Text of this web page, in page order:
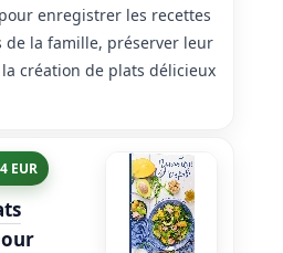
enregistrer les recettes
de la famille, préserver leur
création de plats délicieux
EUR